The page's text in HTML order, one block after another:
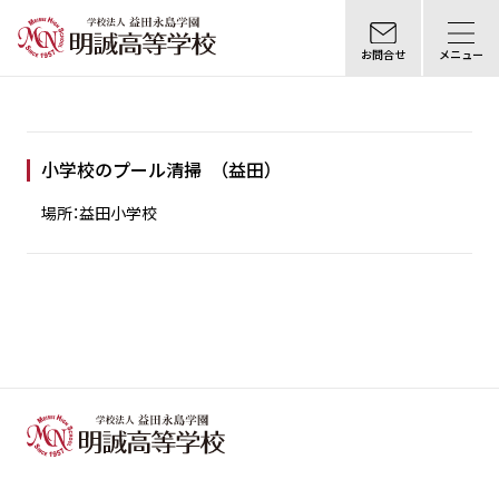
お問合せ メニュー
小学校のプール清掃 （益田）
場所：益田小学校